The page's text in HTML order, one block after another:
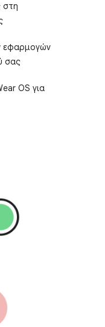
στη
εφαρμογών
σας
OS για